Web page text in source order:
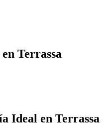
Terrassa
Ideal en Terrassa